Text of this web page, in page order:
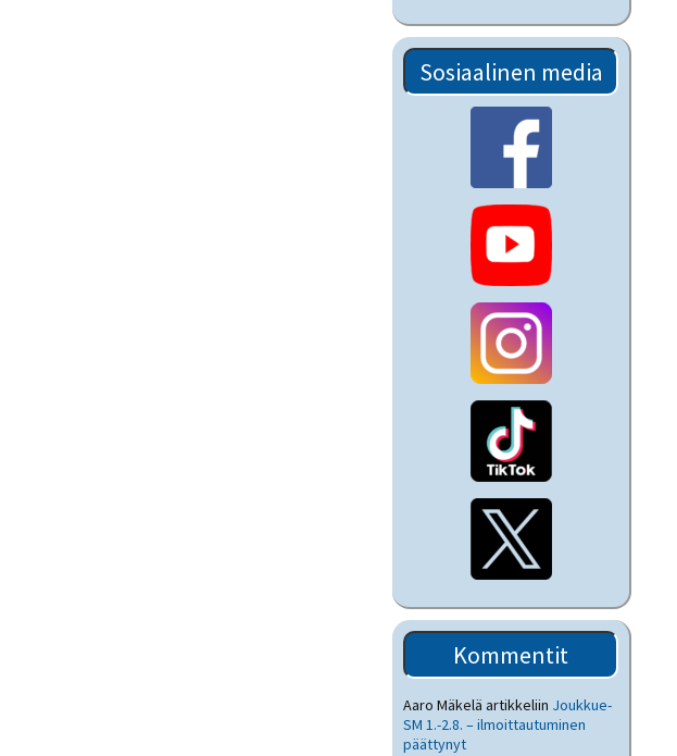
Sosiaalinen media
Kommentit
Aaro Mäkelä artikkeliin Joukkue-
SM 1.-2.8. – ilmoittautuminen
päättynyt